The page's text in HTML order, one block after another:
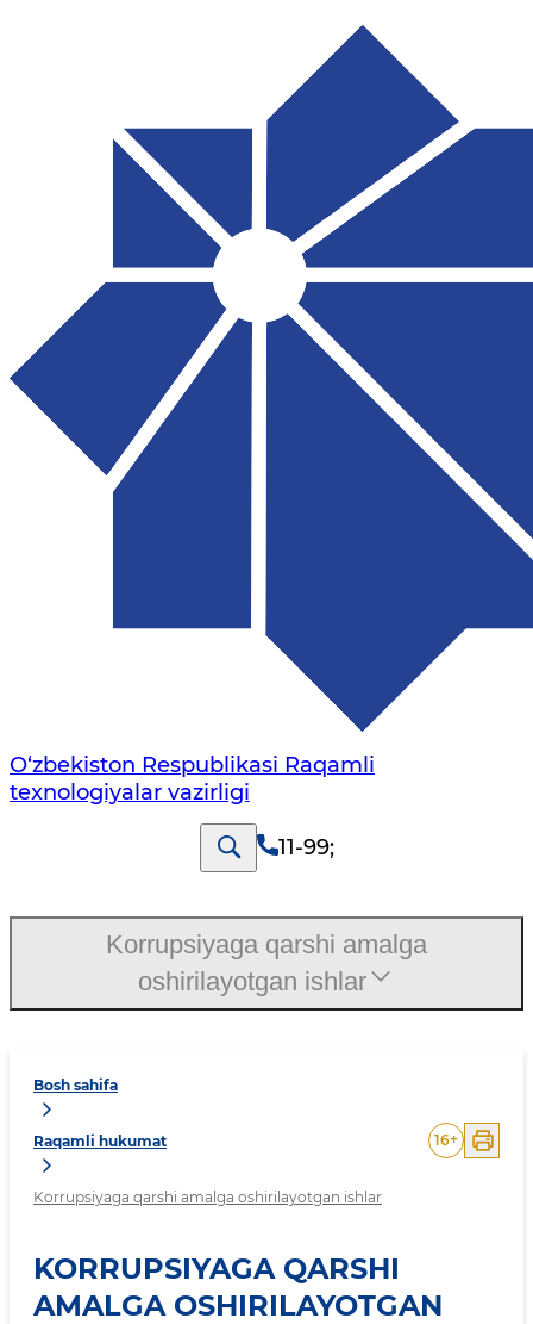
O‘zbekiston Respublikasi Raqamli
texnologiyalar vazirligi
11-99;
Bosh sahifa
Raqamli hukumat
Korrupsiyaga qarshi amalga oshirilayotgan ishlar
16+
KORRUPSIYAGA QARSHI
AMALGA OSHIRILAYOTGAN
Korrupsiyaga qarshi amalga
oshirilayotgan ishlar